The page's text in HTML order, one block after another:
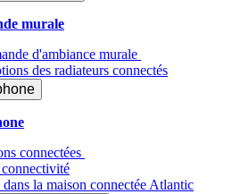
murale
d'ambiance murale
des radiateurs connectés
connectées
dans la maison connectée Atlantic